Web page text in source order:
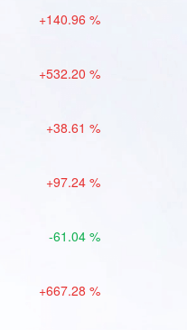
+140.96 %
+532.20 %
+38.61 %
+97.24 %
-61.04 %
+667.28 %